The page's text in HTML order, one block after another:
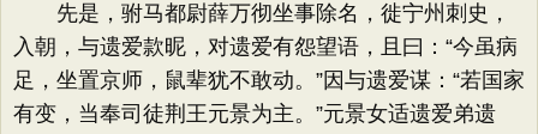
先是，驸马都尉薛万彻坐事除名，徙宁州刺史，
入朝，与遗爱款昵，对遗爱有怨望语，且曰：“今虽病
足，坐置京师，鼠辈犹不敢动。”因与遗爱谋：“若国家
有变，当奉司徒荆王元景为主。”元景女适遗爱弟遗